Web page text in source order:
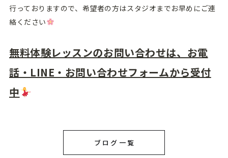
行っておりますので、希望者の方はスタジオまでお早めにご連
絡ください
無料体験レッスンのお問い合わせは、お電
話・LINE・お問い合わせフォームから受付
中
ブログ一覧